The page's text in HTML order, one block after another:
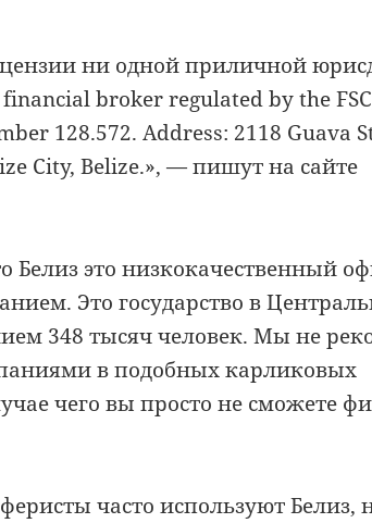
ни одной приличной
broker regulated by the
128.572. Address: 2118 Guava
City, Belize.», — пишут на сайте
Белиз это низкокачественный
Это государство в
348 тысяч человек. Мы не
в подобных карликовых
чего вы просто не сможете
часто используют Белиз,